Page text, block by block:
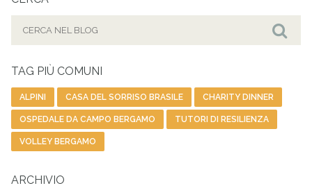
TAG PIÙ COMUNI
ALPINI CASA DEL SORRISO BRASILE CHARITY DINNER
OSPEDALE DA CAMPO BERGAMO TUTORI DI RESILIENZA
VOLLEY BERGAMO
ARCHIVIO